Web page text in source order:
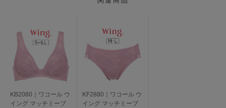
KB2080｜ワコール ウ
イング マッチミーブ
KF2880｜ワコール ウ
イング マッチミーブ